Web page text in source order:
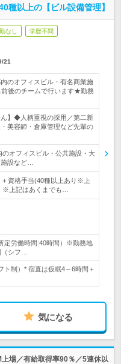
種以上の【ビル設備管理】
なし 学歴不問
21
のオフィスビル・有名商業施
後のチームで行います★勤務
ん】◆人柄重視の採用／第二新
美容師・倉庫管理など先輩の
のオフィスビル・公共施設・大
設など…
＋資格手当(40種以上あり※上
※上記はあくまでも…
定労働時間:40時間）※勤務地
シフ…
制）* 宿直は仮眠4～6時間＋
気になる
場／有給取得率90％／5連休以